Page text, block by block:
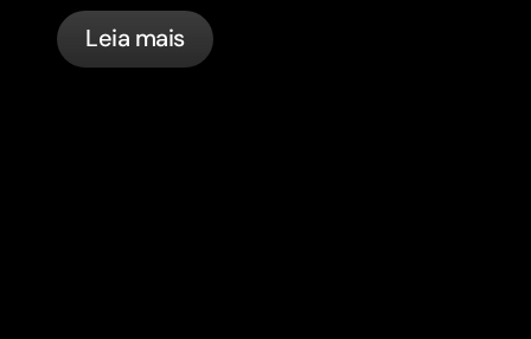
in France with bunq.
Leia mais